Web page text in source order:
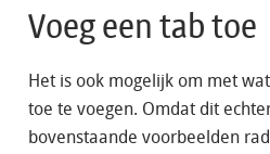
Voeg een tab toe
Het is ook mogelijk om met
toe te voegen. Omdat dit
bovenstaande voorbeelden